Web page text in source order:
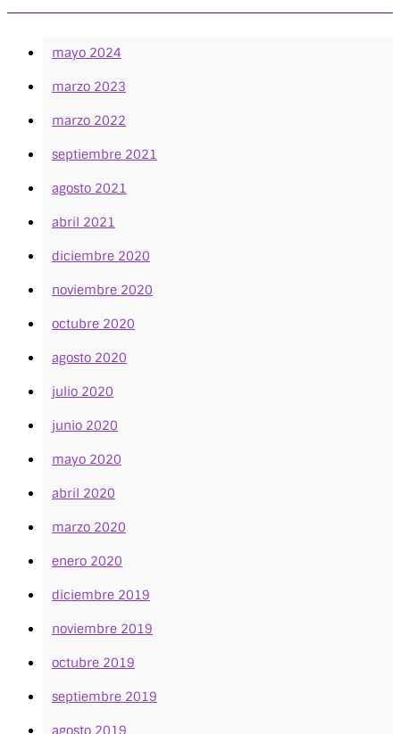
mayo 2024
marzo 2023
marzo 2022
septiembre 2021
agosto 2021
abril 2021
diciembre 2020
noviembre 2020
octubre 2020
agosto 2020
julio 2020
junio 2020
mayo 2020
abril 2020
marzo 2020
enero 2020
diciembre 2019
noviembre 2019
octubre 2019
septiembre 2019
agosto 2019